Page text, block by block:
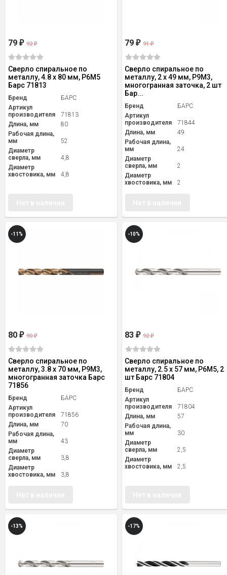
79 ₽ 92₽
Сверло спиральное по
металлу, 4.8 x 80 мм, Р6М5
Барс 71813
Бренд
БАРС
Артикул
производителя
71813
Длина, мм
80
Рабочая длина,
мм
52
Диаметр
сверла, мм
4,8
Диаметр
хвостовика, мм
4,8
79₽ 91₽
Сверло спиральное по
металлу, 2 x 49 мм, Р9М3,
многогранная заточка, 2 шт
Бар...
Бренд
БАРС
Артикул
производителя
71844
Длина, мм
49
Рабочая длина,
мм
24
Диаметр
сверла, мм
2
Диаметр
хвостовика, мм
2
-11%
80 ₽ 90₽
Сверло спиральное по
металлу, 3.8 x 70 мм, Р9М3,
многогранная заточка Барс
71856
Бренд
БАРС
Артикул
производителя
71856
Длина, мм
70
Рабочая длина,
мм
43
Диаметр
сверла, мм
3,8
Диаметр
хвостовика, мм
3,8
-10%
83₽ 92₽
Сверло спиральное по
металлу, 2.5 x 57 мм, Р6М5, 2
шт Барс 71804
Бренд
БАРС
Артикул
производителя
71804
Длина, мм
57
Рабочая длина,
мм
30
Диаметр
сверла, мм
2,5
Диаметр
хвостовика, мм
2,5
-13% -17%